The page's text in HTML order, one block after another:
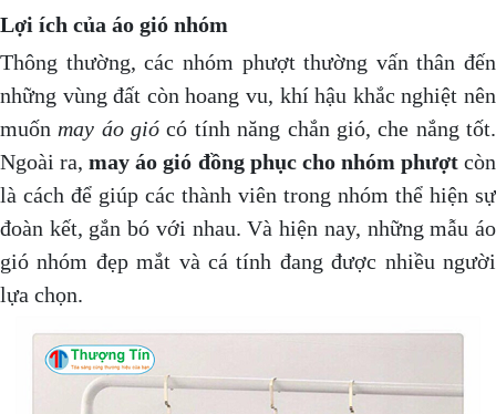
Lợi ích của áo gió nhóm
Thông thường, các nhóm phượt thường vấn thân đến
những vùng đất còn hoang vu, khí hậu khắc nghiệt nên
muốn may áo gió có tính năng chắn gió, che nắng tốt.
Ngoài ra,may áo gió đồng phục cho nhóm phượtcòn
là cách để giúp các thành viên trong nhóm thể hiện sự
đoàn kết, gắn bó với nhau. Và hiện nay, những mẫu áo
gió nhóm đẹp mắt và cá tính đang được nhiều người
lựa chọn.